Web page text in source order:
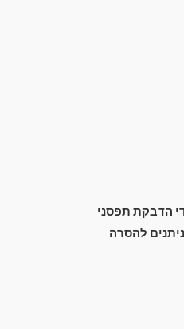
הדבקת תפסני
מכני לרכב) וניתנים להסרה